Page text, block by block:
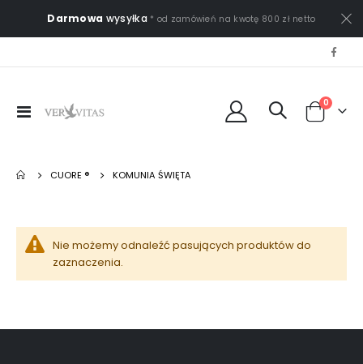
Darmowa wysyłka * od zamówień na kwotę 800 zł netto
Przełącznik
Cart
0
CUORE ® KOMUNIA ŚWIĘTA
Nie możemy odnaleźć pasujących produktów do
zaznaczenia.